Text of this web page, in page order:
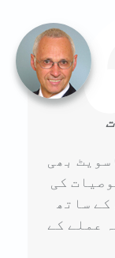
شاندار سافٹ ویئر کے علاوہ، QR سویٹ بھی
کی
کے ساتھ
عملے کے